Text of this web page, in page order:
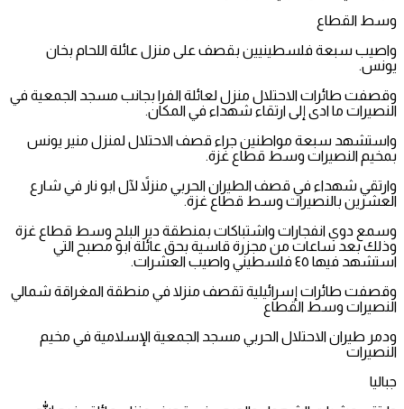
وسط القطاع
واصيب سبعة فلسطينيين بقصف على منزل عائلة اللحام بخان
يونس.
وقصفت طائرات الاحتلال منزل لعائلة الفرا بجانب مسجد الجمعية في
النصيرات ما ادى إلى ارتقاء شهداء في المكان.
واستشهد سبعة مواطنين جراء قصف الاحتلال لمنزل منير يونس
بمخيم النصيرات وسط قطاع غزة.
وارتقي شهداء في قصف الطيران الحربي منزلاً لآل ابو نار في شارع
العشرين بالنصيرات وسط قطاع غزة.
وسمع دوي انفجارات واشتباكات بمنطقة دير البلح وسط قطاع غزة
وذلك بعد ساعات من مجزرة قاسية بحق عائلة ابو مصبح التي
استشهد فيها ٤٥ فلسطيني واصيب العشرات.
وقصفت طائرات إسرائيلية تقصف منزلا في منطقة المغراقة شمالي
النصيرات وسط القطاع
ودمر طيران الاحتلال الحربي مسجد الجمعية الإسلامية في مخيم
النصيرات
جباليا